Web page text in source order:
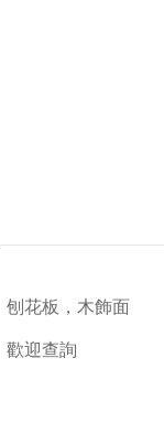
刨花板，木飾面
歡迎查詢